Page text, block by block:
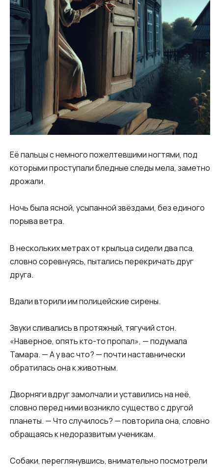
Её пальцы с немного пожелтевшими ногтями, под
которыми проступали бледные следы мела, заметно
дрожали.
Ночь была ясной, усыпанной звёздами, без единого
порыва ветра.
В нескольких метрах от крыльца сидели два пса,
словно соревнуясь, пытались перекричать друг
друга.
Вдали вторили им полицейские сирены.
Звуки сливались в протяжный, тягучий стон.
«Наверное, опять кто-то пропал», — подумала
Тамара. — А у вас что? — почти наставнически
обратилась она к животным.
Дворняги вдруг замолчали и уставились на неё,
словно перед ними возникло существо с другой
планеты. — Что случилось? — повторила она, словно
обращаясь к недоразвитым ученикам.
Собаки, переглянувшись, внимательно посмотрели